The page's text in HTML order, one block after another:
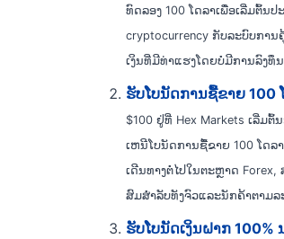
ທົດລອງ 100 ໂດລາເພື່ອເລີ່ມຕົ້ນ
cryptocurrency ກັບລະບົບກາ
ເງິນທີ່ມີທ່າແຮງໂດຍບໍ່ມີການລົງທຶ
ຮັບໂບນັດການຊື້ຂາຍ 100
$100 ຢູ່ທີ່ Hex Markets ເລີ່ມ
ເຫນີໂບນັດການຊື້ຂາຍ 100 ໂດລ
ເດີນທາງຕໍ່ໄປໃນຕະຫຼາດ
ສົມ​ສໍາ​ລັບ​ທັງ​ຈົວ​ແລະ​ນັກ​ຄ້າ​ຕາມ​
ຮັບໂບນັດເງິນຝາກ 100%